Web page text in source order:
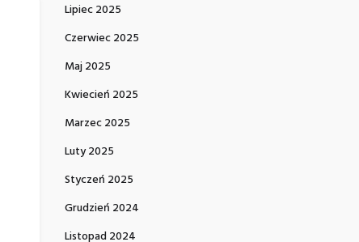
Lipiec 2025
Czerwiec 2025
Maj 2025
Kwiecień 2025
Marzec 2025
Luty 2025
Styczeń 2025
Grudzień 2024
Listopad 2024